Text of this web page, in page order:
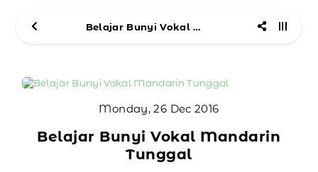
Belajar Bunyi Vokal Mandarin Tunggal
Monday, 26 Dec 2016
Belajar Bunyi Vokal Mandarin
Tunggal